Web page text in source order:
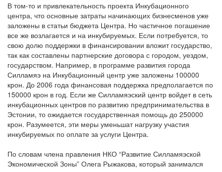
В том-то и привлекательность проекта Инкубационного
центра, что основные затраты начинающих бизнесменов уже
заложены в статьи бюджета Центра. Но частичное погашение
все же возлагается и на инкубируемых. Если потребуется, то
свою долю поддержки в финансировании вложит государство,
так как составлены партнерские договора с городом, уездом,
государством. Например, в программе развития города
Силламяэ на Инкубационный центр уже заложены 100000
крон. До 2006 года финансовая поддержка предполагается по
150000 крон в год. Если же Силламяэский центр войдет в сеть
инкубационных центров по развитию предпринимательства в
Эстонии, то ожидается государственная помощь до 250000
крон. Разумеется, эти меры уменьшат нагрузку участия
инкубируемых по оплате за услуги Центра.
По словам члена правления НКО “Развитие Силламяэской
Экономической Зоны” Олега Рыжакова, который занимался